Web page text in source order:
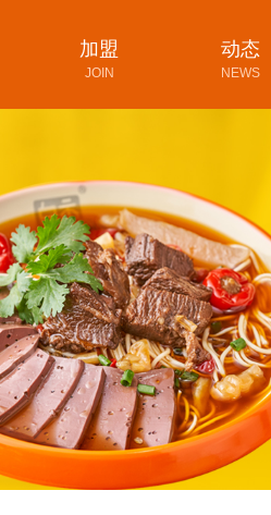
加盟
JOIN
动态
NEWS